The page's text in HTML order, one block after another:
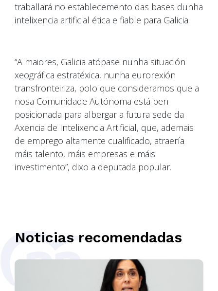
traballará no establecemento das bases dunha
intelixencia artificial ética e fiable para Galicia.
“A maiores, Galicia atópase nunha situación
xeográfica estratéxica, nunha eurorexión
transfronteiriza, polo que consideramos que a
nosa Comunidade Autónoma está ben
posicionada para albergar a futura sede da
Axencia de Intelixencia Artificial, que, ademais
de emprego altamente cualificado, atraería
máis talento, máis empresas e máis
investimento”, dixo a deputada popular.
Noticias recomendadas